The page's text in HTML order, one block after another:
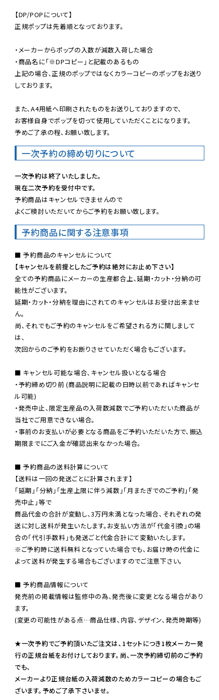
【DP/POPについて】
正規ポップは先着順となっております。
・メーカーからポップの入数が減数入荷した場合
・商品名に「※DPコピー」と記載のあるもの
上記の場合、正規のポップではなくカラーコピーのポップをお送り
しております。
また、A4用紙へ印刷されたものをお送りしておりますので、
お客様自身でポップを切って使用していただくことになります。
予めご了承の程、お願い致します。
一次予約の締め切りについて
一次予約は終了いたしました。
現在二次予約を受付中です。
予約商品はキャンセルできませんので
よくご検討いただいてからご予約をお願い致します。
予約商品に関する注意事項
【キャンセルを前提としたご予約は絶対にお止め下さい】
全ての予約商品にメーカーの生産都合上、延期・カット・分納の可
能性がございます。
延期・カット・分納を理由にされてのキャンセルはお受け出来ませ
ん。
尚、それでもご予約のキャンセルをご希望される方に関しまして
は、
次回からのご予約をお断りさせていただく場合もございます。
■ キャンセル可能な場合、キャンセル扱いとなる場合
・予約締め切り前 (商品説明に記載の日時以前であればキャンセ
ル可能)
・発売中止、限定生産品の入荷数減数でご予約いただいた商品が
当社でご用意できない場合。
・事前のお支払いが必要となる商品をご予約いただいた方で、振込
期限までにご入金が確認出来なかった場合。
■ 予約商品の送料計算について
【送料は一回の発送ごとに計算されます】
「延期」「分納」「生産上限に伴う減数」「月またぎでのご予約」「発
売中止」等で
商品代金の合計が変動し、3万円未満となった場合、それぞれの発
送に対し送料が発生いたします。お支払い方法が「代金引換」の場
※ご予約時に送料無料となっていた場合でも、お届け時の代金に
よって送料が発生する場合もございますのでご注意下さい。
■ 予約商品情報について
発売前の掲載情報は監修中の為、発売後に変更となる場合があり
ます。
(変更の可能性がある点…商品仕様、内容、デザイン、発売時期等)
★一次予約でご予約頂いたご注文は、1セットにつき1枚メーカー発
行の正規台紙をお付けしております。尚、一次予約締切前のご予約
でも、
メーカーより正規台紙の入荷減数のためカラーコピーの場合もご
ざいます。予めご了承下さいませ。